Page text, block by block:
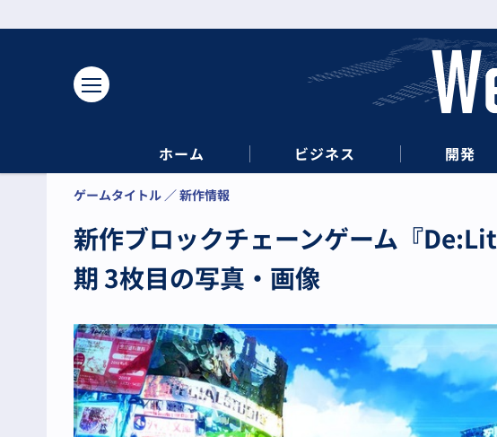
ホーム ビジネス 開発
新作ブロックチェーンゲーム『
期 3枚目の写真・画像
ゲームタイトル 新作情報